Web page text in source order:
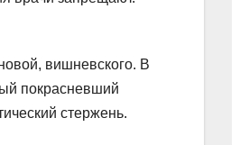
вишневского. В
покрасневший
стержень.